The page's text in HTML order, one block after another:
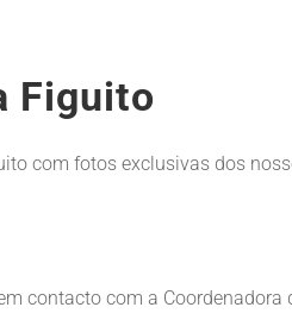
Figuito
com fotos exclusivas dos
contacto com a Coordenadora